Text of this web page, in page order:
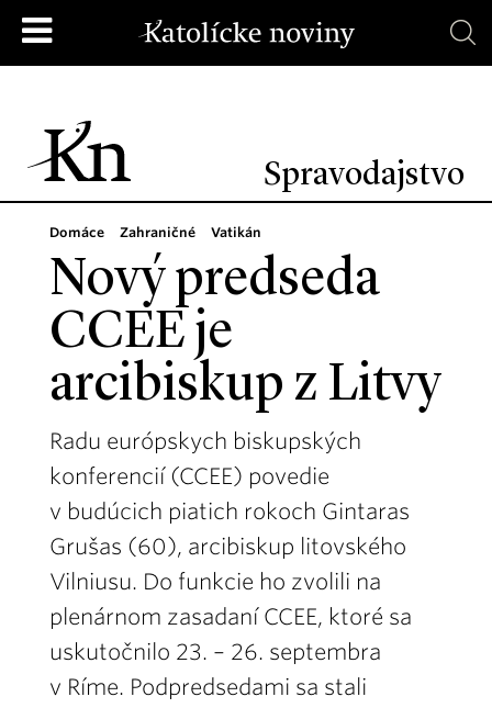
Spravodajstvo
Domáce Zahraničné Vatikán
Nový predseda
CCEE je
arcibiskup z Litvy
Radu európskych biskupských
konferencií (CCEE) povedie
v budúcich piatich rokoch Gintaras
Grušas (60), arcibiskup litovského
Vilniusu. Do funkcie ho zvolili na
plenárnom zasadaní CCEE, ktoré sa
uskutočnilo 23. – 26. septembra
v Ríme. Podpredsedami sa stali